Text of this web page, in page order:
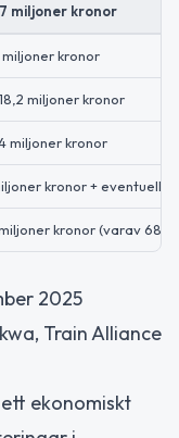
miljoner kronor
miljoner kronor
miljoner kronor
miljoner kronor
kronor + eventuella
kronor (varav 68
2025
Train Alliance
ekonomiskt